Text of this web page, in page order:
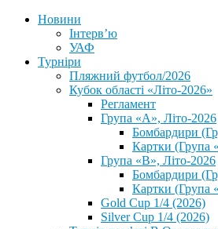
Новини
Інтерв’ю
УАФ
Турніри
Пляжний футбол/2026
Кубок області «Літо-2026»
Регламент
Група «А», Літо-2026
Бомбардири
Картки (Група
Група «В», Літо-2026
Бомбардири
Картки (Група
Gold Cup 1/4 (2026)
Silver Cup 1/4 (2026)